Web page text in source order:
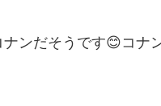
ンだそうです😊コナ